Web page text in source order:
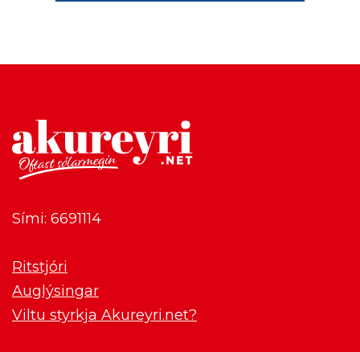
Sími: 6691114
Ritstjóri
Auglýsingar
Viltu styrkja Akureyri.net?